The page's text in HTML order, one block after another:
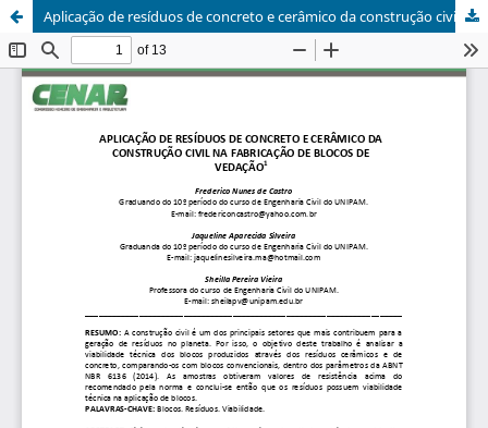
Aplicação de resíduos de concreto e cerâmico da construção civil na fabricação de blocos de vedação